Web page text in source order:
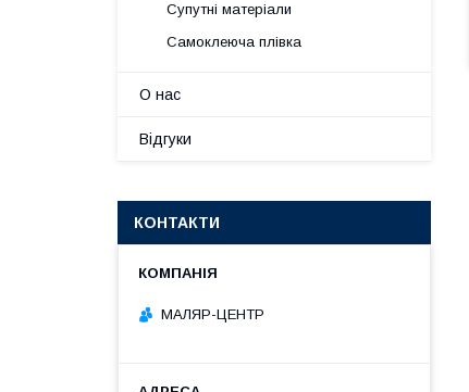
Супутні матеріали
Самоклеюча плівка
О нас
Відгуки
КОНТАКТИ
МАЛЯР-ЦЕНТР